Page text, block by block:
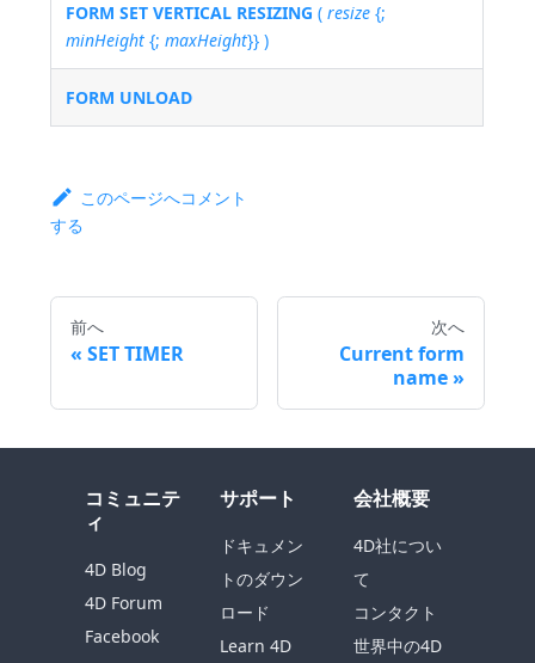
FORM SET VERTICAL RESIZING (resize {;
minHeight {;maxHeight}} )
FORM UNLOAD
このページへコメント
する
前へ
SET TIMER
次へ
Current form
name
コミュニテ
ィ
4D Blog
4D Forum
Facebook
サポート
ドキュメン
トのダウン
ロード
Learn 4D
会社概要
4D社につい
て
コンタクト
世界中の4D